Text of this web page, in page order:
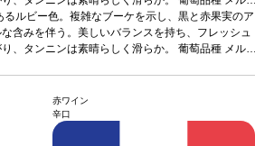
認証サステナブル認証*本ヴィンテージが在庫
様の場合は自動的に次のヴィンテージに変更され
るルビー色。複雑なブーケを示し、黒と赤果実のア
含みを伴う。美しいバランスを持ち、フレッシュ
、タンニンは素晴らしく滑らか。 葡萄品種 メル
赤ワイン
辛口